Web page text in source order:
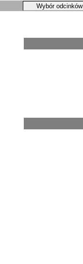
Wybór odcinków